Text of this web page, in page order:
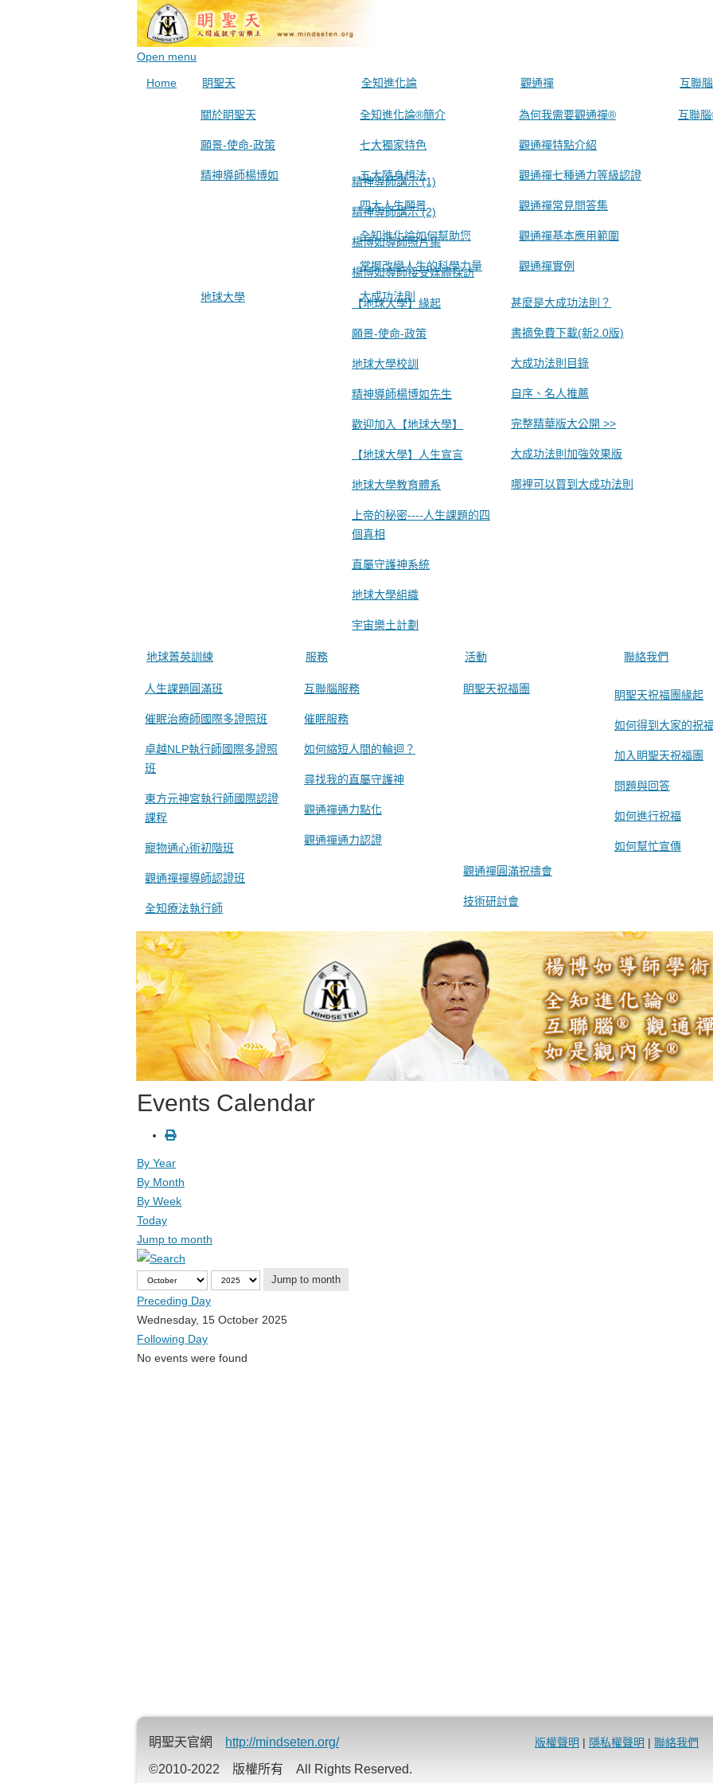
Open menu
Home 眀聖天
關於眀聖天
願景-使命-政策
精神導師楊博如 精神導師講示 (1)
精神導師講示 (2)
楊博如導師照片集
楊博如導師接受媒體採訪
地球大學
【地球大學】緣起
願景-使命-政策
地球大學校訓
精神導師楊博如先生
歡迎加入【地球大學】
【地球大學】人生宣言
地球大學教育體系
上帝的秘密----人生課題的四
個真相
直屬守護神系統
地球大學組織
宇宙樂土計劃
全知進化論
全知進化論®簡介
七大獨家特色
五大隨身想法
四大人生願景
全知進化論如何幫助您
掌握改變人生的科學力量
大成功法則 甚麼是大成功法則？
書摘免費下載(新2.0版)
大成功法則目錄
自序、名人推薦
完整精華版大公開 >>
大成功法則加強效果版
哪裡可以買到大成功法則
觀通禪
為何我需要觀通禪®
觀通禪特點介紹
觀通禪七種通力等級認證
觀通禪常見問答集
觀通禪基本應用範圍
觀通禪實例
互聯腦
互聯
地球菁英訓練
人生課題圓滿班
催眠治療師國際多證照班
卓越NLP執行師國際多證照
班
東方元神宮執行師國際認證
課程
寵物通心術初階班
觀通禪禪導師認證班
全知療法執行師
服務
互聯腦服務
催眠服務
如何縮短人間的輪迴？
尋找我的直屬守護神
觀通禪通力點化
觀通禪通力認證
活動
眀聖天祝福團 眀聖天祝福團緣起
如何得到大家的祝
加入眀聖天祝福團
問題與回答
如何進行祝福
如何幫忙宣傳
觀通禪圓滿祝禱會
技術研討會
聯絡我們
Events Calendar
By Year
By Month
By Week
Today
Jump to month
Jump to month
Preceding Day
Wednesday, 15 October 2025
Following Day
No events were found
眀聖天官網
http://mindseten.org/
©2010-2022 版權所有 All Rights Reserved.
版權聲明 | 隱私權聲明 | 聯絡我們